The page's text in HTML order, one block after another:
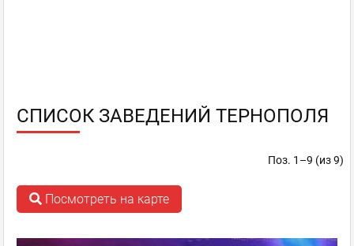
СПИСОК ЗАВЕДЕНИЙ ТЕРНОПОЛЯ
Поз. 1–9 (из 9)
Посмотреть на карте